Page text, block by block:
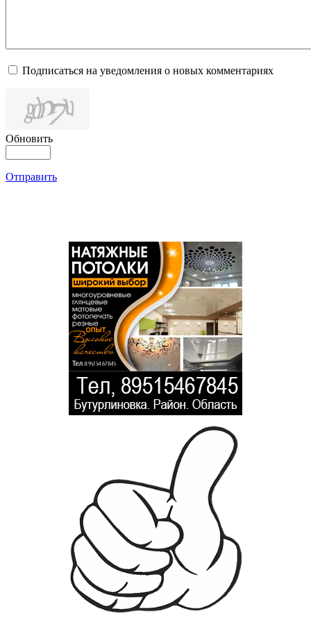
Подписаться на уведомления о новых комментариях
Обновить
Отправить